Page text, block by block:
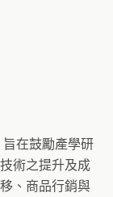
在鼓勵產學研
術之提升及成
、商品行銷與